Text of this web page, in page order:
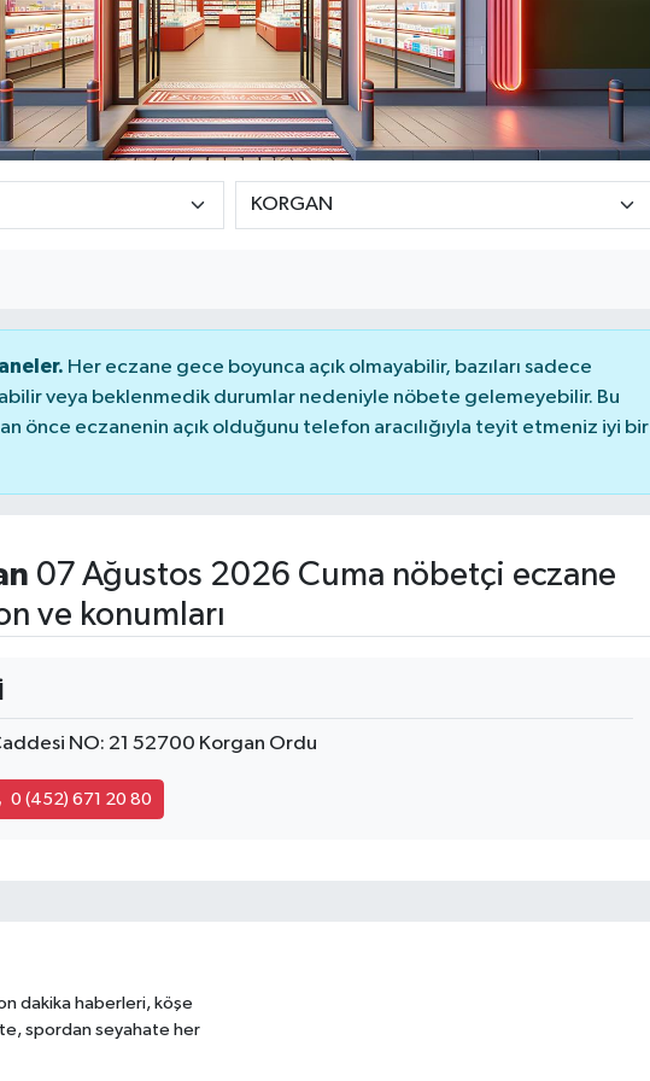
Her eczane gece boyunca açık olmayabilir, bazıları sadece
veya beklenmedik durumlar nedeniyle nöbete gelemeyebilir. Bu
önce eczanenin açık olduğunu telefon aracılığıyla teyit etmeniz iyi bir
07 Ağustos 2026 Cuma nöbetçi eczane
ve konumları
NO: 21 52700 Korgan Ordu
0 (452) 671 20 80
dakika haberleri, köşe
spordan seyahate her